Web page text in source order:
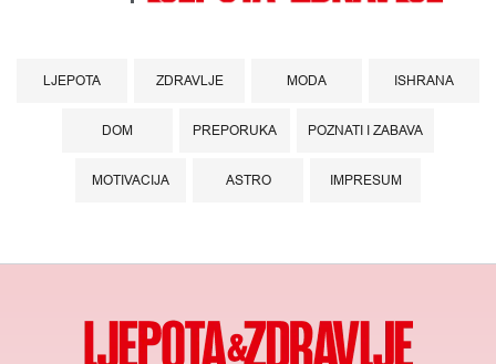
LJEPOTA ZDRAVLJE MODA ISHRANA
DOM PREPORUKA POZNATI I ZABAVA
MOTIVACIJA ASTRO IMPRESUM